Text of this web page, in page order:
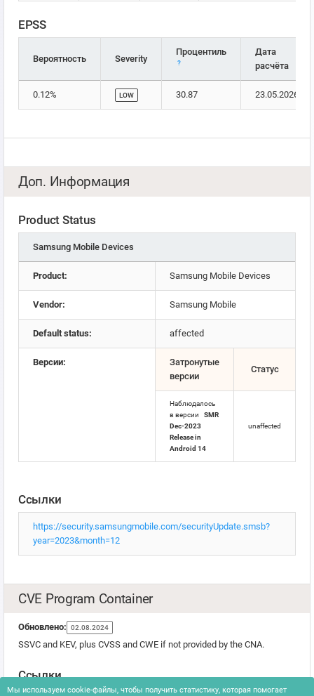
EPSS
Вероятность Severity
Процентиль
?
Дата
расчёта
0.12% LOW 30.87 23.05.2026
Доп. Информация
Product Status
Samsung Mobile Devices
Product: Samsung Mobile Devices
Vendor: Samsung Mobile
Default status: affected
Версии:
Затронутые
версии
Статус
Наблюдалось
в версии
SMR
Dec-2023
Release in
Android 14
unaffected
Ссылки
https://security.samsungmobile.com/securityUpdate.smsb?
year=2023&month=12
CVE Program Container
Обновлено: 02.08.2024
SSVC and KEV, plus CVSS and CWE if not provided by the CNA.
Ссылки
Мы используем cookie-файлы, чтобы получить статистику, которая помогает